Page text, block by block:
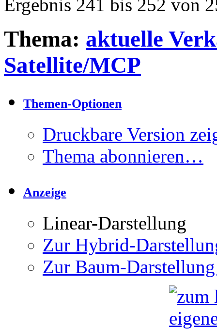
Ergebnis 241 bis 252 von
Thema: aktuelle
Satellite/MCP
Themen-Optionen
Druckbare Version
Thema abonnieren…
Anzeige
Linear-Darstellung
Zur Hybrid-
Zur Baum-